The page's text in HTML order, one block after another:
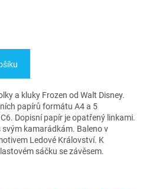
a kluky Frozen od Walt Disney.
papírů formátu A4 a 5
Dopisní papír je opatřený linkami.
kamarádkám. Baleno v
Ledové Království. K
sáčku se závěsem.